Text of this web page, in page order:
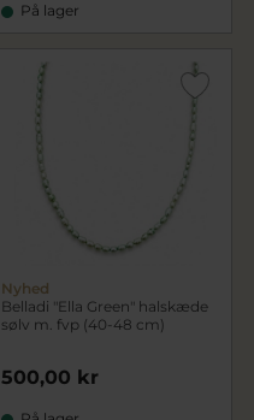
På lager
Nyhed
Belladi "Ella Green" halskæde
sølv m. fvp (40-48 cm)
500,00 kr